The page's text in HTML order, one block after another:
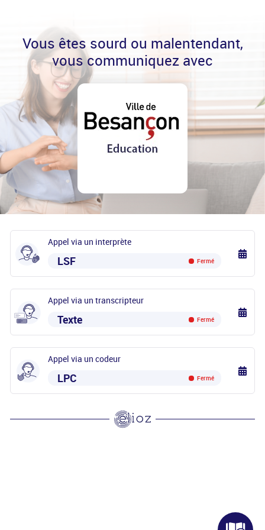
Vous êtes sourd ou malentendant,
vous communiquez avec
Appel via un interprète
LSF Fermé
Appel via un transcripteur
Texte Fermé
Appel via un codeur
LPC Fermé